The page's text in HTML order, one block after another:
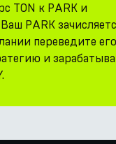
TON к PARK и
PARK
переведите
и